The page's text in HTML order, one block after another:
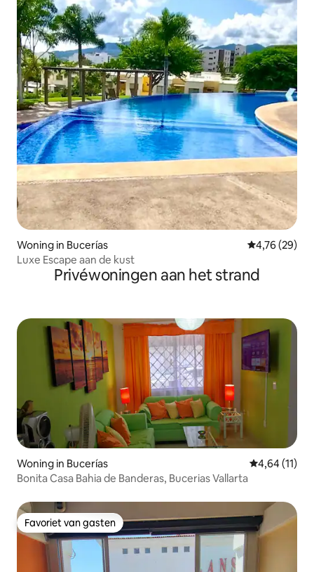
Woning in Bucerías Gemiddelde
4,76 (29)
Luxe Escape aan de kust
Privéwoningen aan het strand
Woning in Bucerías Gemiddelde
4,64 (11)
Bonita Casa Bahia de Banderas, Bucerias Vallarta
Favoriet van gasten
Favoriet van gasten